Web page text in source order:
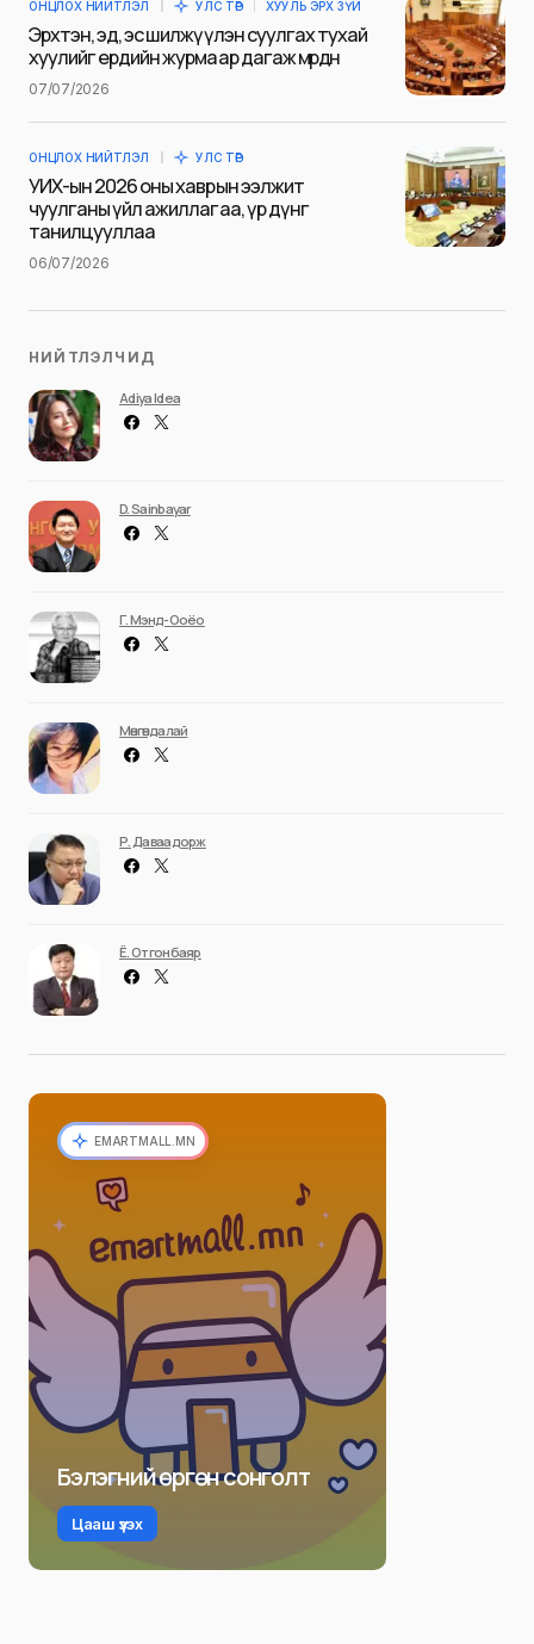
time I comment.
Илгээх
ОНЦЛОХ НИЙТЛЭЛ УЛС ТӨР ХУУЛЬ ЭРХ ЗҮЙ
Эрхтэн, эд, эс шилжүүлэн суулгах тухай
хуулийг ердийн журмаар дагаж мөрдөнө
07/07/2026
ОНЦЛОХ НИЙТЛЭЛ УЛС ТӨР
УИХ-ын 2026 оны хаврын ээлжит
чуулганы үйл ажиллагаа, үр дүнг
танилцууллаа
06/07/2026
НИЙТЛЭЛЧИД
Adiya Idea
D. Sainbayar
Г. Мэнд-Ооёо
Мөнгөндалай
Р. Даваадорж
Ё. Отгонбаяр
EMARTMALL.MN
Бэлэгний өргөн сонголт
Цааш үзэх